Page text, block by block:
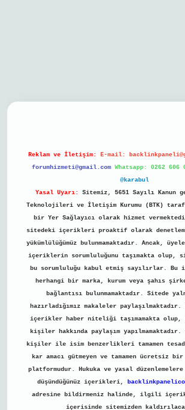
Reklam ve İletişim: E-mail:
forumhizmeti@gmail.com Whatsapp: 0262 606
@karabul
Yasal Uyarı:
Sitemiz, 5651 Sayılı Kanun
Teknolojileri ve İletişim Kurumu (BTK)
bir Yer Sağlayıcı olarak hizmet
sitedeki içerikleri proaktif olarak
yükümlülüğümüz bulunmamaktadır. Ancak,
içeriklerin sorumluluğunu taşımakta olup,
bu sorumluluğu kabul etmiş sayılırlar.
herhangi bir marka, kurum veya şahıs
bağlantısı bulunmamaktadır. Sitede
hazırladığımız makaleler
içerikler haber niteliği taşımamakta olup,
kişiler hakkında paylaşım yapılmamaktadır.
kişiler ile isim benzerlikleri tamamen
kar amacı gütmeyen ve tamamen ücretsiz
platformudur. Hukuka ve yasal düzenlemelere
düşündüğünüz içerikleri,
adresine bildirmeniz halinde, ilgili
içerisinde sitemizden